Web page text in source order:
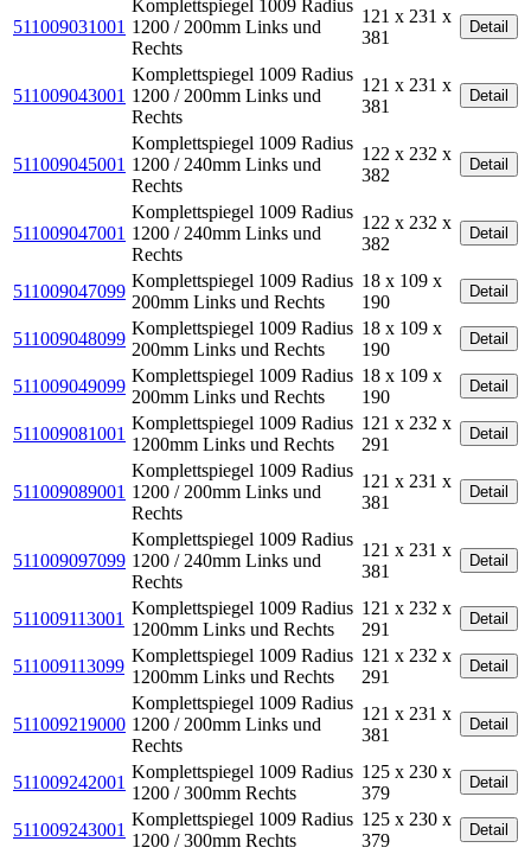
511009031001
Komplettspiegel 1009 Radius
1200 / 200mm Links und
Rechts
121 x 231 x
381
Detail
511009043001
Komplettspiegel 1009 Radius
1200 / 200mm Links und
Rechts
121 x 231 x
381
Detail
511009045001
Komplettspiegel 1009 Radius
1200 / 240mm Links und
Rechts
122 x 232 x
382
Detail
511009047001
Komplettspiegel 1009 Radius
1200 / 240mm Links und
Rechts
122 x 232 x
382
Detail
511009047099
Komplettspiegel 1009 Radius
200mm Links und Rechts
18 x 109 x
190
Detail
511009048099
Komplettspiegel 1009 Radius
200mm Links und Rechts
18 x 109 x
190
Detail
511009049099
Komplettspiegel 1009 Radius
200mm Links und Rechts
18 x 109 x
190
Detail
511009081001
Komplettspiegel 1009 Radius
1200mm Links und Rechts
121 x 232 x
291
Detail
511009089001
Komplettspiegel 1009 Radius
1200 / 200mm Links und
Rechts
121 x 231 x
381
Detail
511009097099
Komplettspiegel 1009 Radius
1200 / 240mm Links und
Rechts
121 x 231 x
381
Detail
511009113001
Komplettspiegel 1009 Radius
1200mm Links und Rechts
121 x 232 x
291
Detail
511009113099
Komplettspiegel 1009 Radius
1200mm Links und Rechts
121 x 232 x
291
Detail
511009219000
Komplettspiegel 1009 Radius
1200 / 200mm Links und
Rechts
121 x 231 x
381
Detail
511009242001
Komplettspiegel 1009 Radius
1200 / 300mm Rechts
125 x 230 x
379
Detail
511009243001
Komplettspiegel 1009 Radius
1200 / 300mm Rechts
125 x 230 x
379
Detail